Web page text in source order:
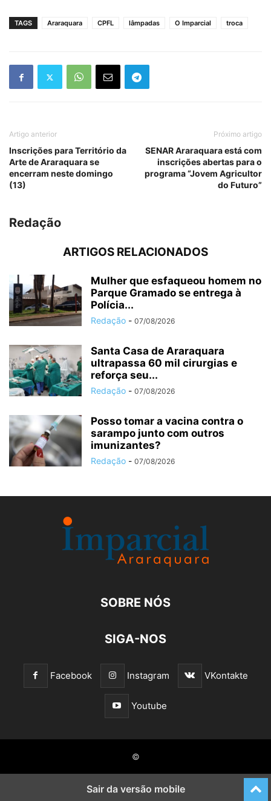
TAGS Araraquara CPFL lâmpadas O Imparcial troca
Artigo anterior
Inscrições para Território da
Arte de Araraquara se
encerram neste domingo
(13)
Próximo artigo
SENAR Araraquara está com
inscrições abertas para o
programa “Jovem Agricultor
do Futuro”
Redação
ARTIGOS RELACIONADOS
Mulher que esfaqueou homem no
Parque Gramado se entrega à
Polícia...
Redação - 07/08/2026
Santa Casa de Araraquara
ultrapassa 60 mil cirurgias e
reforça seu...
Redação - 07/08/2026
Posso tomar a vacina contra o
sarampo junto com outros
imunizantes?
Redação - 07/08/2026
SOBRE NÓS
SIGA-NOS
Facebook Instagram VKontakte
Youtube
©
Sair da versão mobile